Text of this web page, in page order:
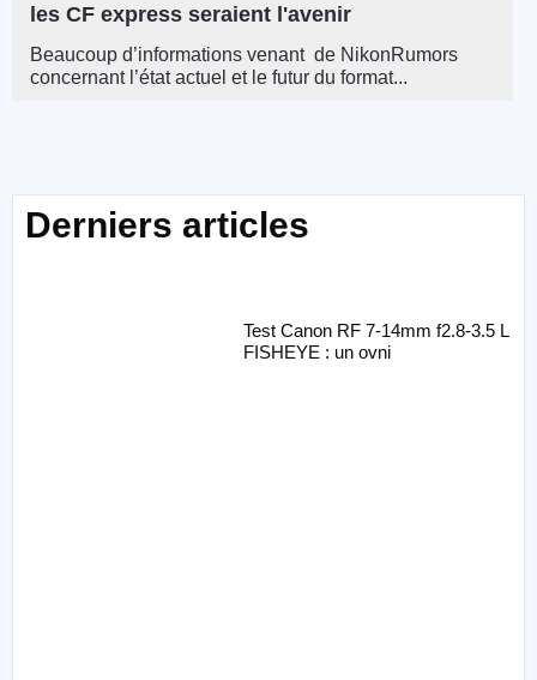
les CF express seraient l'avenir
Beaucoup d’informations venant de NikonRumors
concernant l’état actuel et le futur du format...
Derniers articles
Test Canon RF 7-14mm f2.8-3.5 L
FISHEYE : un ovni